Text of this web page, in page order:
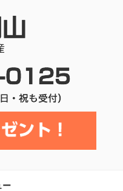
社大クラ不動
ー